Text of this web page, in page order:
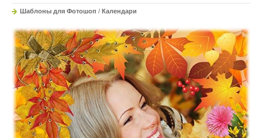
Шаблоны для Фотошоп / Календари